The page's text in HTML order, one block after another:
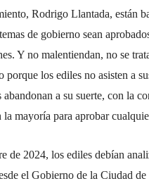
Rodrigo Llantada, están
de gobierno sean
Y no malentiendan, no se
porque los ediles no asisten a
abandonan a su suerte, con la
la mayoría para aprobar
de 2024, los ediles debían
el Gobierno de la Ciudad